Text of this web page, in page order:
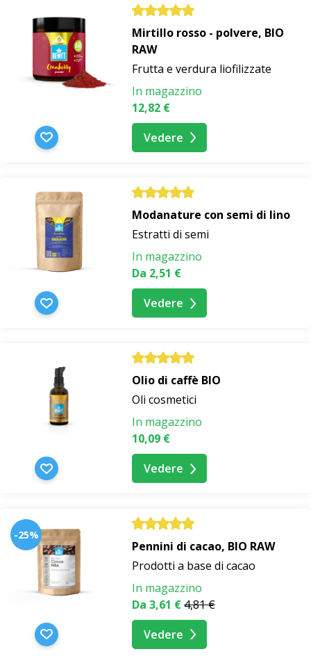
Mirtillo rosso - polvere, BIO
RAW
Frutta e verdura liofilizzate
In magazzino
12,82 €
Vedere
Modanature con semi di lino
Estratti di semi
In magazzino
Da 2,51 €
Vedere
Olio di caffè BIO
Oli cosmetici
In magazzino
10,09 €
Vedere
-25%
Pennini di cacao, BIO RAW
Prodotti a base di cacao
In magazzino
Da 3,61 €4,81 €
Vedere